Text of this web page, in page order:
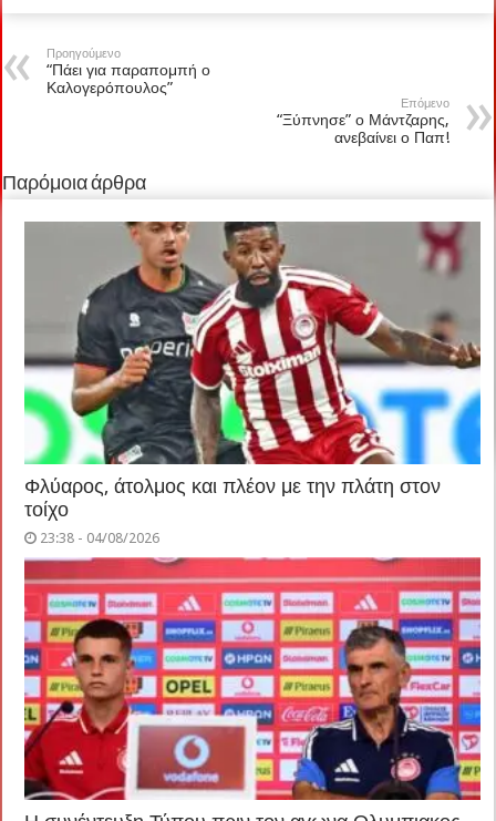
Προηγούμενο
“Πάει για παραπομπή ο
Καλογερόπουλος”
Επόμενο
“Ξύπνησε” ο Μάντζαρης,
ανεβαίνει ο Παπ!
Παρόμοια άρθρα
Φλύαρος, άτολμος και πλέον με την πλάτη στον
τοίχο
23:38 - 04/08/2026